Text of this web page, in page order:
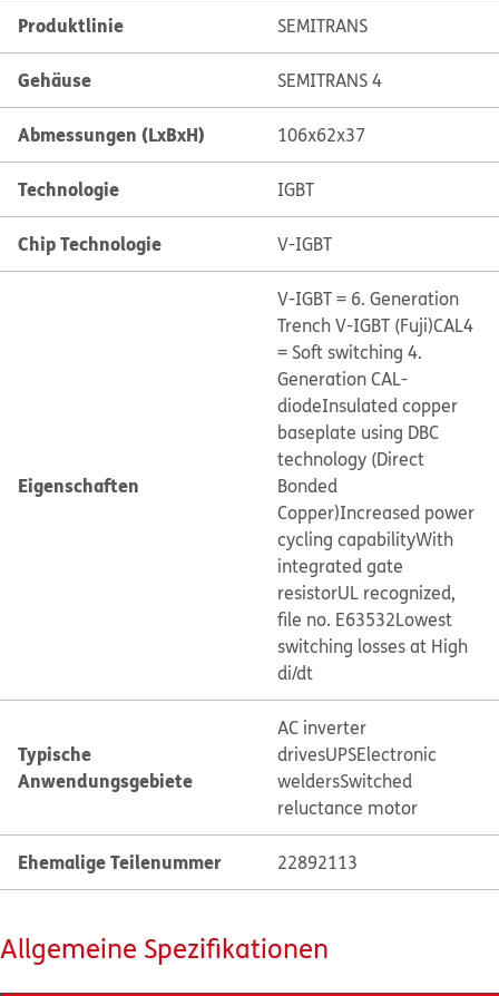
Produktlinie SEMITRANS
Gehäuse SEMITRANS 4
Abmessungen (LxBxH) 106x62x37
Technologie IGBT
Chip Technologie V-IGBT
Eigenschaften
V-IGBT = 6. Generation
Trench V-IGBT (Fuji)CAL4
= Soft switching 4.
Generation CAL-
diodeInsulated copper
baseplate using DBC
technology (Direct
Bonded
Copper)Increased power
cycling capabilityWith
integrated gate
resistorUL recognized,
file no. E63532Lowest
switching losses at High
di/dt
Typische
Anwendungsgebiete
AC inverter
drivesUPSElectronic
weldersSwitched
reluctance motor
Ehemalige Teilenummer 22892113
Allgemeine Spezifikationen